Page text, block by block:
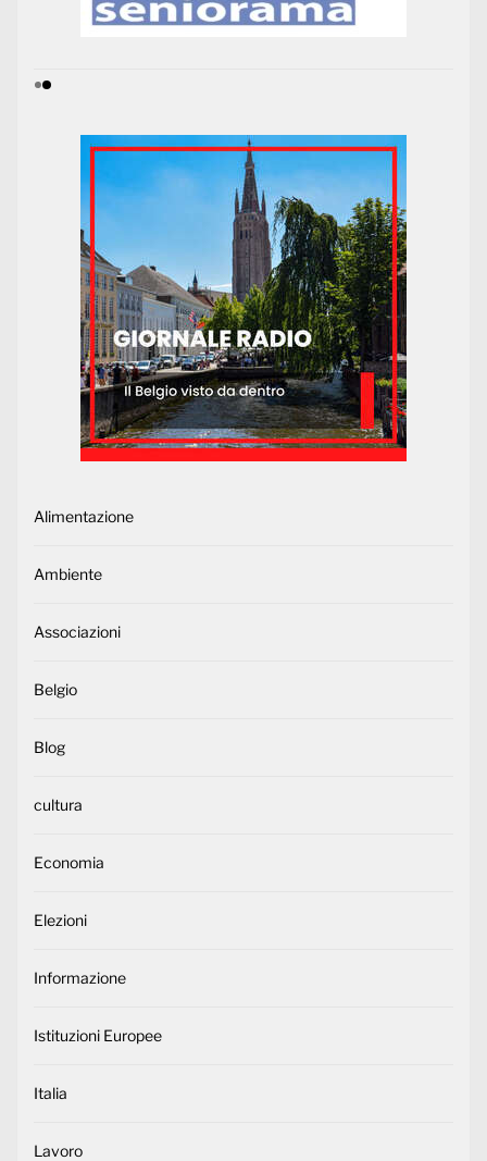
Alimentazione
Ambiente
Associazioni
Belgio
Blog
cultura
Economia
Elezioni
Informazione
Istituzioni Europee
Italia
Lavoro